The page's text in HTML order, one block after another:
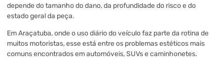
depende do tamanho do dano, da profundidade do risco e do
estado geral da peça.
Em Araçatuba, onde o uso diário do veículo faz parte da rotina de
muitos motoristas, esse está entre os problemas estéticos mais
comuns encontrados em automóveis, SUVs e caminhonetes.